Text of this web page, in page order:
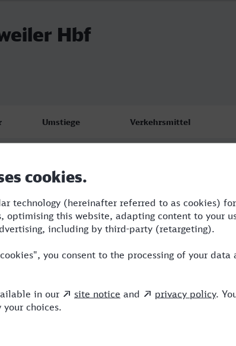
Hbf
Umstiege Verkehrsmittel
1 RE,NX
1